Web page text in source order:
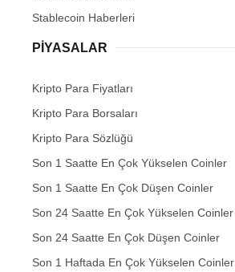
Stablecoin Haberleri
PIYASALAR
Kripto Para Fiyatları
Kripto Para Borsaları
Kripto Para Sözlüğü
Son 1 Saatte En Çok Yükselen Coinler
Son 1 Saatte En Çok Düşen Coinler
Son 24 Saatte En Çok Yükselen Coinler
Son 24 Saatte En Çok Düşen Coinler
Son 1 Haftada En Çok Yükselen Coinler